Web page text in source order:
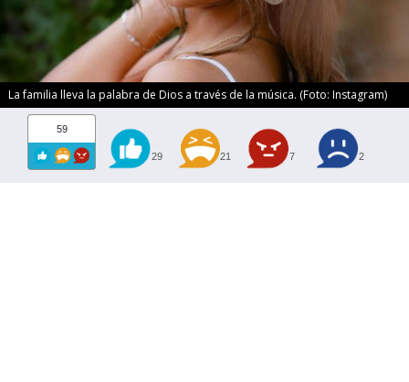
La familia lleva la palabra de Dios a través de la música. (Foto: Instagram)
59
29 21 7 2